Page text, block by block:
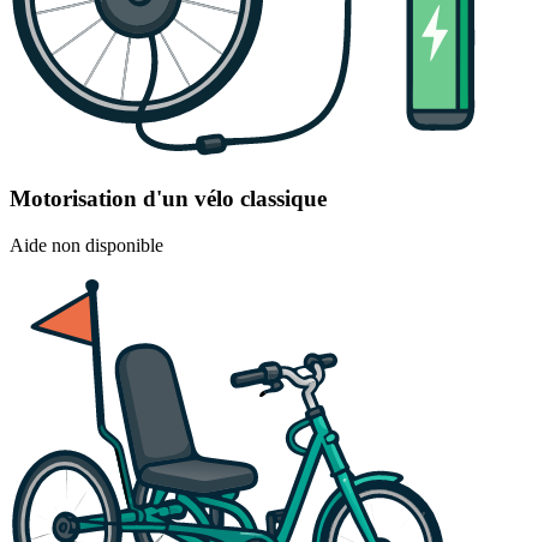
Motorisation d'un vélo classique
Aide non disponible